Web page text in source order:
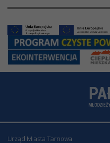
Urząd Miasta Tarnowa